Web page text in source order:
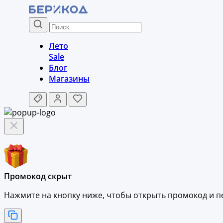
Лето
Sale
Блог
Магазины
Промокод скрыт
Нажмите на кнопку ниже, чтобы открыть промокод и